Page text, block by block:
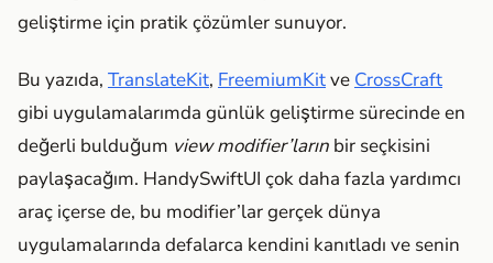
geliştirme için pratik çözümler sunuyor.
Bu yazıda, TranslateKit, FreemiumKitve CrossCraft
gibi uygulamalarımda günlük geliştirme sürecinde en
değerli bulduğum view modifier’ların bir seçkisini
paylaşacağım. HandySwiftUI çok daha fazla yardımcı
araç içerse de, bu modifier’lar gerçek dünya
uygulamalarında defalarca kendini kanıtladı ve senin